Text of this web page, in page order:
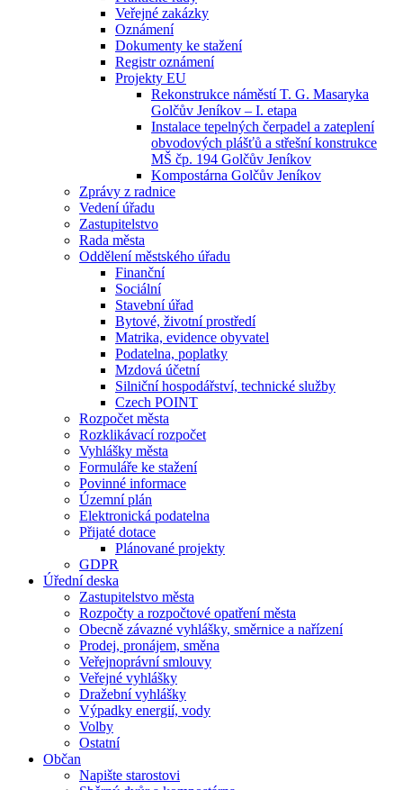
Veřejné zakázky
Oznámení
Dokumenty ke stažení
Registr oznámení
Projekty EU
Rekonstrukce náměstí T. G. Masaryka
Golčův Jeníkov – I. etapa
Instalace tepelných čerpadel a zateplení
obvodových plášťů a střešní konstrukce
MŠ čp. 194 Golčův Jeníkov
Kompostárna Golčův Jeníkov
Zprávy z radnice
Vedení úřadu
Zastupitelstvo
Rada města
Oddělení městského úřadu
Finanční
Sociální
Stavební úřad
Bytové, životní prostředí
Matrika, evidence obyvatel
Podatelna, poplatky
Mzdová účetní
Silniční hospodářství, technické služby
Czech POINT
Rozpočet města
Rozklikávací rozpočet
Vyhlášky města
Formuláře ke stažení
Povinné informace
Územní plán
Elektronická podatelna
Přijaté dotace
Plánované projekty
GDPR
Úřední deska
Zastupitelstvo města
Rozpočty a rozpočtové opatření města
Obecně závazné vyhlášky, směrnice a nařízení
Prodej, pronájem, směna
Veřejnoprávní smlouvy
Veřejné vyhlášky
Dražební vyhlášky
Výpadky energií, vody
Volby
Ostatní
Občan
Napište starostovi